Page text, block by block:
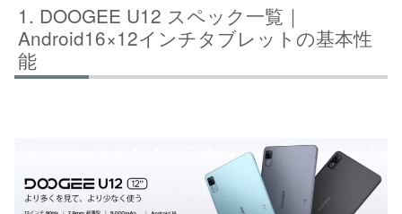
DOOGEE U12 スペック一覧｜
Android16×12インチタブレットの基本性
能